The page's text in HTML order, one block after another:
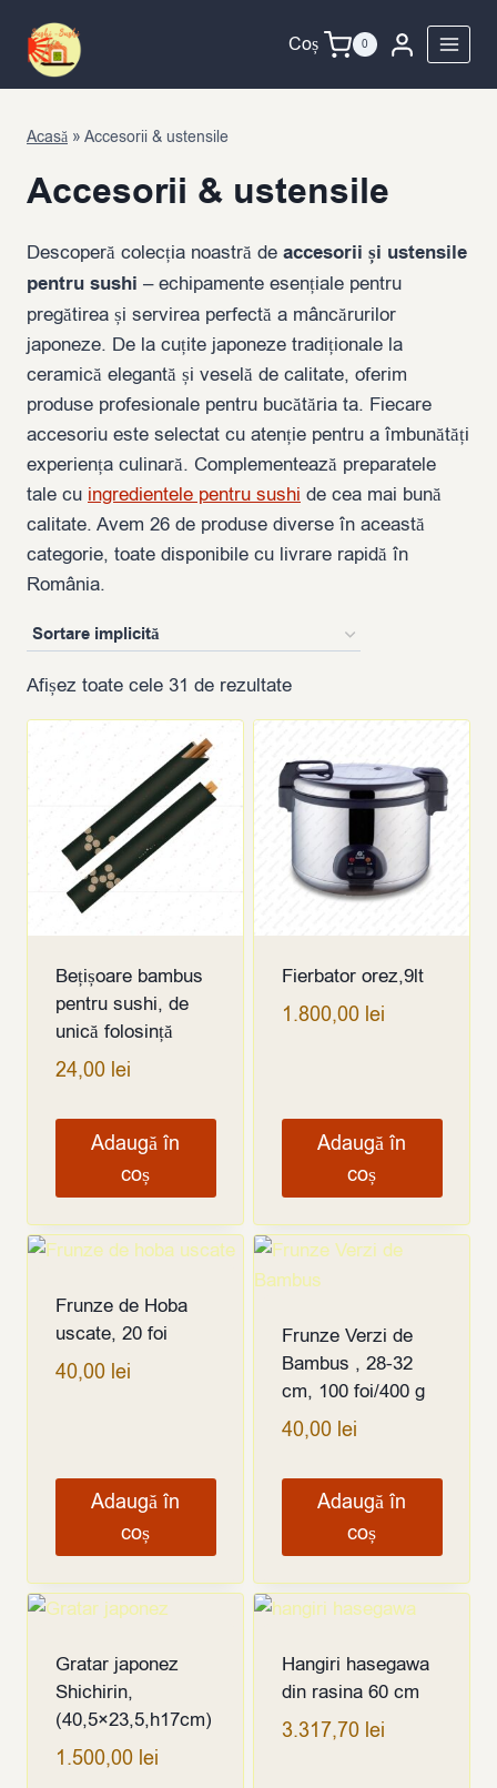
content
Coș 0
Acasă » Accesorii & ustensile
Accesorii & ustensile
Descoperă colecția noastră de accesorii și ustensile
pentru sushi – echipamente esențiale pentru
pregătirea și servirea perfectă a mâncărurilor
japoneze. De la cuțite japoneze tradiționale la
ceramică elegantă și veselă de calitate, oferim
produse profesionale pentru bucătăria ta. Fiecare
accesoriu este selectat cu atenție pentru a îmbunătăți
experiența culinară. Complementează preparatele
tale cu ingredientele pentru sushi de cea mai bună
calitate. Avem 26 de produse diverse în această
categorie, toate disponibile cu livrare rapidă în
România.
Afișez toate cele 31 de rezultate
Bețișoare bambus
pentru sushi, de
unică folosință
24,00 lei
Adaugă în
coș
Fierbator orez,9lt
1.800,00 lei
Adaugă în
coș
Frunze de Hoba
uscate, 20 foi
40,00 lei
Adaugă în
coș
Frunze Verzi de
Bambus , 28-32
cm, 100 foi/400 g
40,00 lei
Adaugă în
coș
Gratar japonez
Shichirin,
(40,5×23,5,h17cm)
1.500,00 lei
Hangiri hasegawa
din rasina 60 cm
3.317,70 lei